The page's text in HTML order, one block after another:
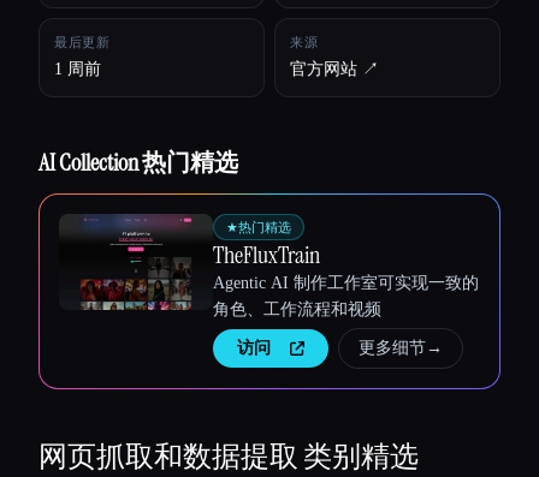
最后更新
1 周前
来源
官方网站 ↗︎
AI Collection 热门精选
★热门精选
TheFluxTrain
Agentic AI 制作工作室可实现一致的
角色、工作流程和视频
访问 更多细节→
网页抓取和数据提取 类别精选